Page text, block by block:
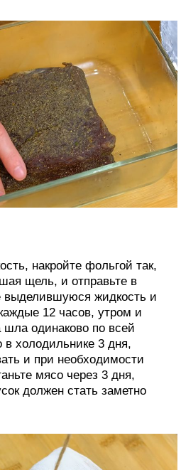
накройте фольгой так,
щель, и отправьте в
выделившуюся жидкость и
12 часов, утром и
шла одинаково по всей
холодильнике 3 дня,
и при необходимости
мясо через 3 дня,
должен стать заметно